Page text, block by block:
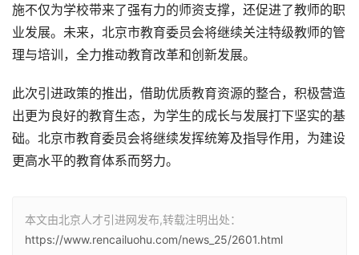
施不仅为学校带来了强有力的师资支撑，还促进了教师的职
业发展。未来，北京市教育委员会将继续关注特级教师的管
理与培训，全力推动教育改革和创新发展。
此次引进政策的推出，借助优质教育资源的整合，积极营造
出更为良好的教育生态，为学生的成长与发展打下坚实的基
础。北京市教育委员会将继续发挥统筹及指导作用，为建设
更高水平的教育体系而努力。
本文由北京人才引进网发布,转载注明出处：
https://www.rencailuohu.com/news_25/2601.html